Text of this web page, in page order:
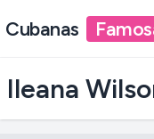
Cubanas
Ileana